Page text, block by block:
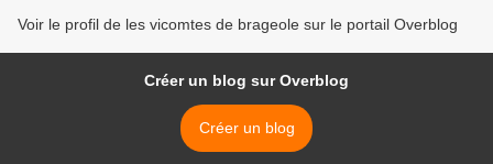
Voir le profil de les vicomtes de brageole sur le portail Overblog
Créer un blog sur Overblog
Créer un blog